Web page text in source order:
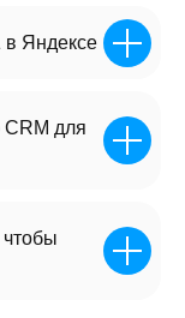
в Яндексе
для
чтобы